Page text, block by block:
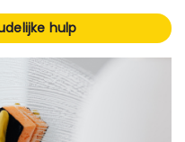
hulp